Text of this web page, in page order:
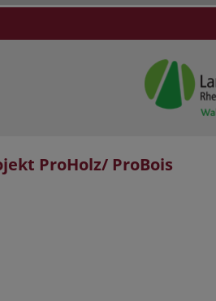
ProHolz/ ProBois